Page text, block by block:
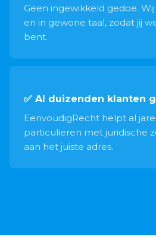
Geen ingewikkeld gedoe.
en in gewone taal, zodat jij
bent.
✅ Al duizenden klanten
EenvoudigRecht helpt al
particulieren met juridische
aan het juiste adres.